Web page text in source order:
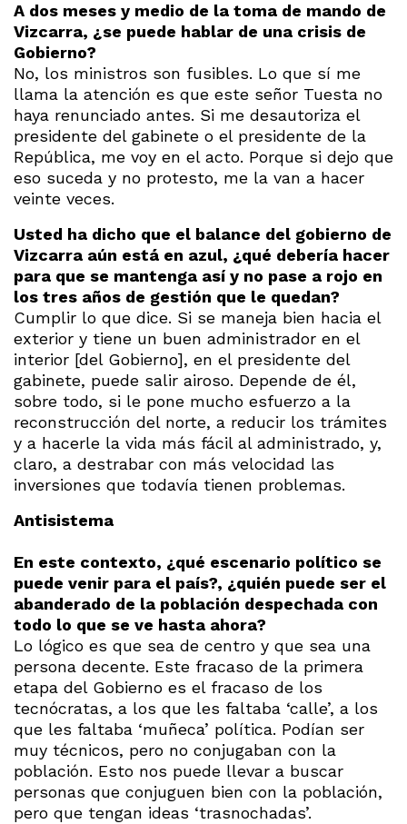
A dos meses y medio de la toma de mando de
Vizcarra, ¿se puede hablar de una crisis de
Gobierno?
No, los ministros son fusibles. Lo que sí me
llama la atención es que este señor Tuesta no
haya renunciado antes. Si me desautoriza el
presidente del gabinete o el presidente de la
República, me voy en el acto. Porque si dejo que
eso suceda y no protesto, me la van a hacer
veinte veces.
Usted ha dicho que el balance del gobierno de
Vizcarra aún está en azul, ¿qué debería hacer
para que se mantenga así y no pase a rojo en
los tres años de gestión que le quedan?
Cumplir lo que dice. Si se maneja bien hacia el
exterior y tiene un buen administrador en el
interior [del Gobierno], en el presidente del
gabinete, puede salir airoso. Depende de él,
sobre todo, si le pone mucho esfuerzo a la
reconstrucción del norte, a reducir los trámites
y a hacerle la vida más fácil al administrado, y,
claro, a destrabar con más velocidad las
inversiones que todavía tienen problemas.
Antisistema
En este contexto, ¿qué escenario político se
puede venir para el país?, ¿quién puede ser el
abanderado de la población despechada con
todo lo que se ve hasta ahora?
Lo lógico es que sea de centro y que sea una
persona decente. Este fracaso de la primera
etapa del Gobierno es el fracaso de los
tecnócratas, a los que les faltaba ‘calle’, a los
que les faltaba ‘muñeca’ política. Podían ser
muy técnicos, pero no conjugaban con la
población. Esto nos puede llevar a buscar
personas que conjuguen bien con la población,
pero que tengan ideas ‘trasnochadas’.